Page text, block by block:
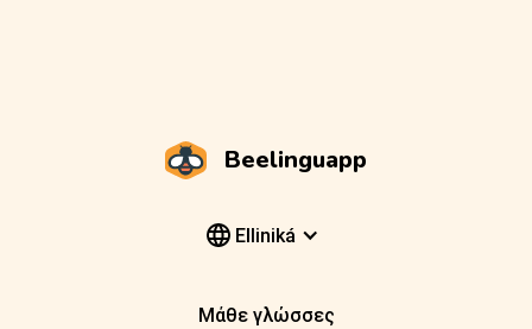
Beelinguapp
Elliniká
Μάθε γλώσσες